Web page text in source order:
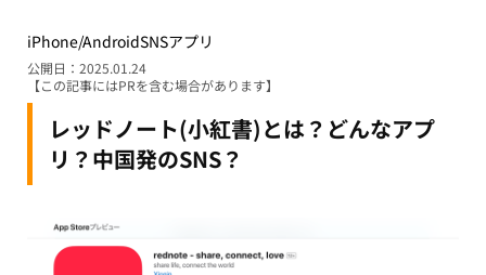
iPhone/AndroidSNSアプリ
レッドノート(小紅書)とは？どんなアプ
リ？中国発のSNS？
公開日：2025.01.24
【この記事にはPRを含む場合があります】